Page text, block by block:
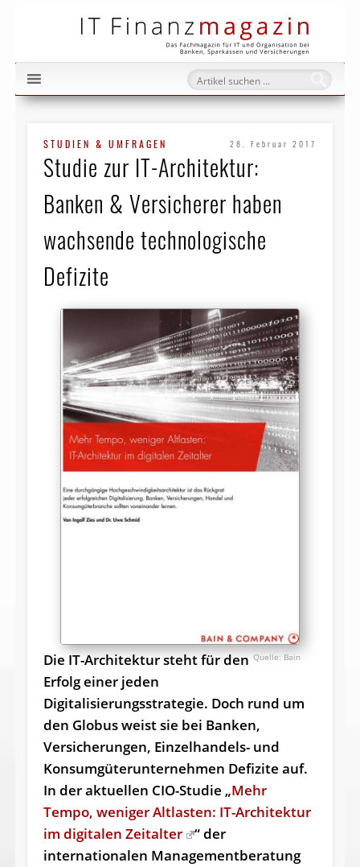
STUDIEN & UMFRAGEN 28. Februar 2017
Studie zur IT-Architektur:
Banken & Versicherer haben
wachsende technologische
Defizite
Bain
Die IT-Architektur steht für den
Erfolg einer jeden
Digitalisierungsstrategie. Doch rund um
den Globus weist sie bei Banken,
Versicherungen, Einzelhandels- und
Konsumgüterunternehmen Defizite auf.
In der aktuellen CIO-Studie „Mehr
Tempo, weniger Altlasten: IT-Architektur
im digitalen Zeitalter
“ der
internationalen Managementberatung